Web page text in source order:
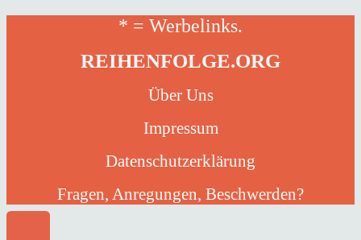
* = Werbelinks.
REIHENFOLGE.ORG
Über Uns
Impressum
Datenschutzerklärung
Fragen, Anregungen, Beschwerden?